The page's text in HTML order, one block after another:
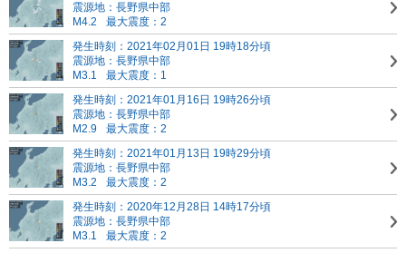
震源地：長野県中部
M4.2
最大震度：2
発生時刻：2021年02月01日 19時18分頃
震源地：長野県中部
M3.1
最大震度：1
発生時刻：2021年01月16日 19時26分頃
震源地：長野県中部
M2.9
最大震度：2
発生時刻：2021年01月13日 19時29分頃
震源地：長野県中部
M3.2
最大震度：2
発生時刻：2020年12月28日 14時17分頃
震源地：長野県中部
M3.1
最大震度：2